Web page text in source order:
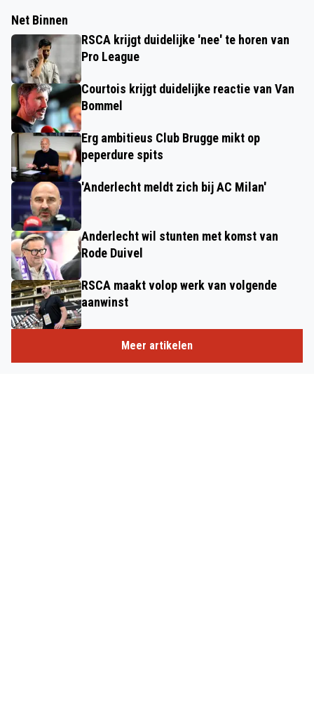
Net Binnen
RSCA krijgt duidelijke 'nee' te horen van
Pro League
Courtois krijgt duidelijke reactie van Van
Bommel
Erg ambitieus Club Brugge mikt op
peperdure spits
'Anderlecht meldt zich bij AC Milan'
Anderlecht wil stunten met komst van
Rode Duivel
RSCA maakt volop werk van volgende
aanwinst
Meer artikelen